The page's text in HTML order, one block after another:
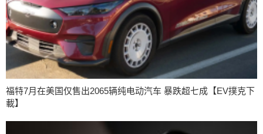
福特7月在美国仅售出2065辆纯电动汽车 暴跌超七成【EV撲克下
載】